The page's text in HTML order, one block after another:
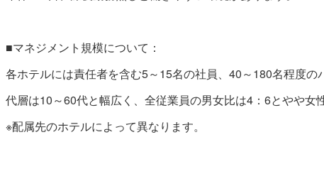
■マネジメント規模について：
各ホテルには責任者を含む5～15名の社員、40～180名程度
代層は10～60代と幅広く、全従業員の男女比は4：6とやや女
※配属先のホテルによって異なります。